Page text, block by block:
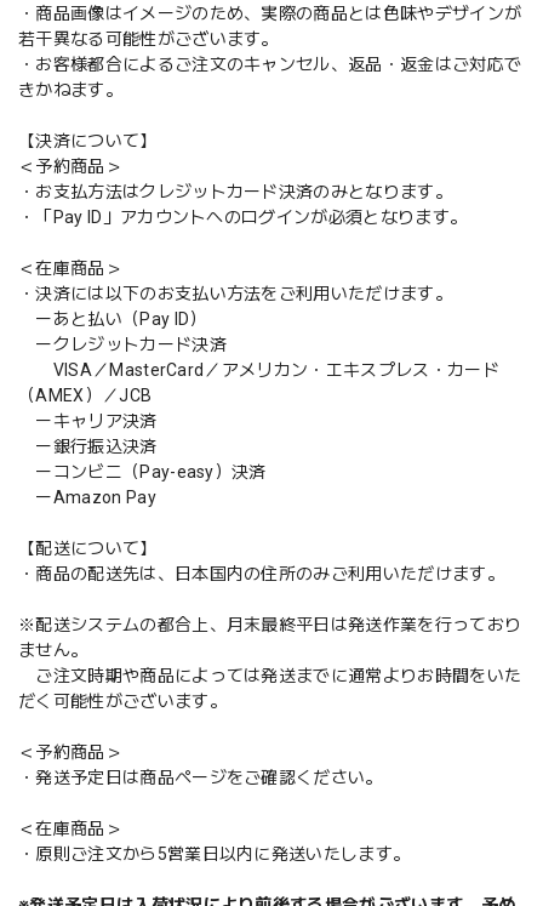
・商品画像はイメージのため、実際の商品とは色味やデザインが
若干異なる可能性がございます。
・お客様都合によるご注文のキャンセル、返品・返金はご対応で
きかねます。
【決済について】
＜予約商品＞
・お支払方法はクレジットカード決済のみとなります。
・「Pay ID」アカウントへのログインが必須となります。
＜在庫商品＞
・決済には以下のお支払い方法をご利用いただけます。
ーあと払い（Pay ID）
ークレジットカード決済
VISA／MasterCard／アメリカン・エキスプレス・カード
（AMEX）／JCB
ーキャリア決済
ー銀行振込決済
ーコンビニ（Pay-easy）決済
ーAmazon Pay
【配送について】
・商品の配送先は、日本国内の住所のみご利用いただけます。
※配送システムの都合上、月末最終平日は発送作業を行っており
ません。
ご注文時期や商品によっては発送までに通常よりお時間をいた
だく可能性がございます。
＜予約商品＞
・発送予定日は商品ページをご確認ください。
＜在庫商品＞
・原則ご注文から5営業日以内に発送いたします。